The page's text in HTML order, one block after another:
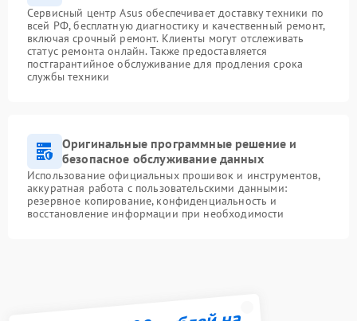
Сервисный центр Asus обеспечивает доставку техники по
всей РФ, бесплатную диагностику и качественный ремонт,
включая срочный ремонт. Клиенты могут отслеживать
статус ремонта онлайн. Также предоставляется
постгарантийное обслуживание для продления срока
службы техники
Оригинальные программные решение и
безопасное обслуживание данных
Использование официальных прошивок и инструментов,
аккуратная работа с пользовательскими данными:
резервное копирование, конфиденциальность и
восстановление информации при необходимости